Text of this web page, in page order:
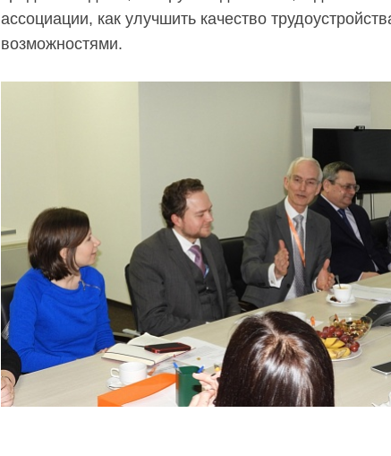
ассоциации, как улучшить качество
возможностями.